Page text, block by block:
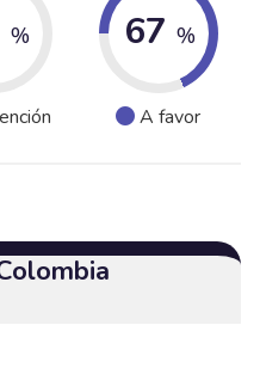
% 67 %
A favor